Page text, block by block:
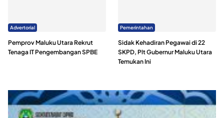
Advertorial
Pemprov Maluku Utara Rekrut
Tenaga IT Pengembangan SPBE
Pemerintahan
Sidak Kehadiran Pegawai di 22
SKPD, Plt Gubernur Maluku Utara
Temukan Ini